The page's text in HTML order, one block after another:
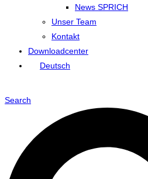
News SPRICH
Unser Team
Kontakt
Downloadcenter
Deutsch
Search